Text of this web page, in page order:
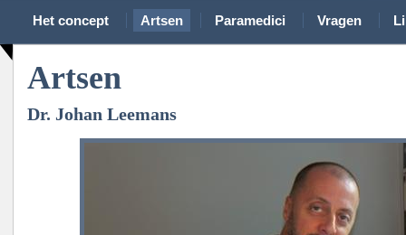
Het concept Artsen Paramedici Vragen
Artsen
Dr. Johan Leemans